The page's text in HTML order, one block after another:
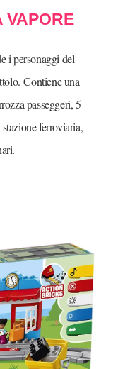
VAPORE
i personaggi del
Contiene una
passeggeri, 5
ferroviaria,